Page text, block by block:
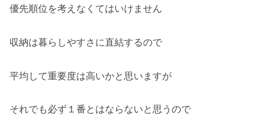
優先順位を考えなくてはいけません
収納は暮らしやすさに直結するので
平均して重要度は高いかと思いますが
それでも必ず１番とはならないと思うので